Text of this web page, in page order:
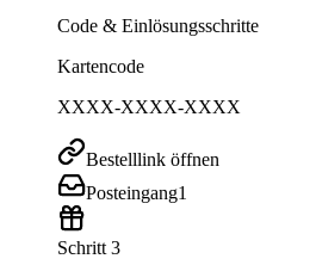
Code & Einlösungsschritte
Kartencode
XXXX-XXXX-XXXX
Bestelllink öffnen
Posteingang1
Schritt 3